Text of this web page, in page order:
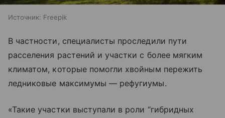
Источник: Freepik
В частности, специалисты проследили пути
расселения растений и участки с более мягким
климатом, которые помогли хвойным пережить
ледниковые максимумы — рефугиумы.
«Такие участки выступали в роли “гибридных